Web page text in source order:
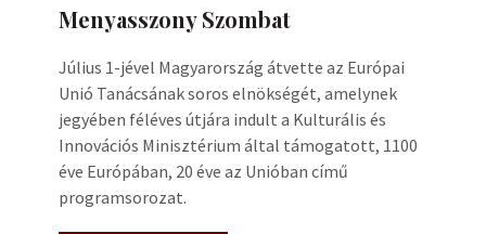
Menyasszony Szombat
Július 1-jével Magyarország átvette az Európai
Unió Tanácsának soros elnökségét, amelynek
jegyében féléves útjára indult a Kulturális és
Innovációs Minisztérium által támogatott, 1100
éve Európában, 20 éve az Unióban című
programsorozat.